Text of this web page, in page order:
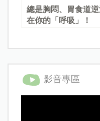
總是胸悶、胃食道
在你的「呼吸」！
影音專區